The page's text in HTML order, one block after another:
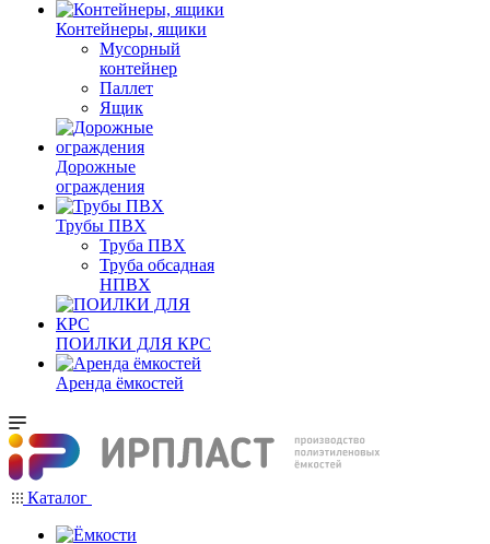
Контейнеры, ящики
Мусорный
контейнер
Паллет
Ящик
Дорожные
ограждения
Трубы ПВХ
Труба ПВХ
Труба обсадная
НПВХ
ПОИЛКИ ДЛЯ КРС
Аренда ёмкостей
Каталог